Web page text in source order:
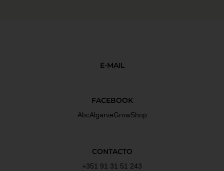
E-MAIL
FACEBOOK
AbcAlgarveGrowShop
CONTACTO
+351 91 31 51 243